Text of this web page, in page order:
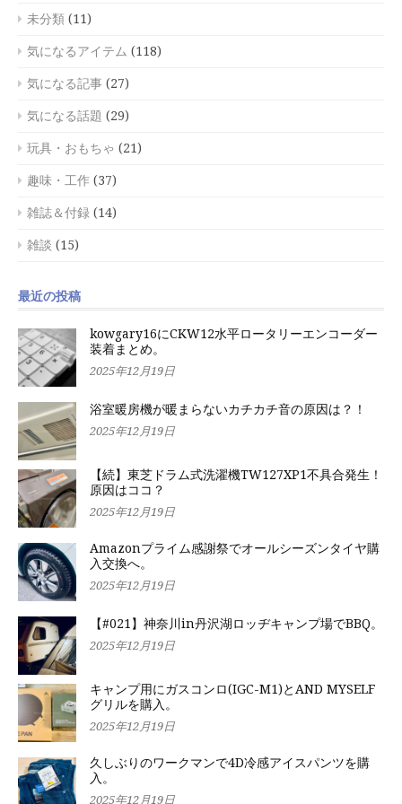
未分類 (11)
気になるアイテム (118)
気になる記事 (27)
気になる話題 (29)
玩具・おもちゃ (21)
趣味・工作 (37)
雑誌＆付録 (14)
雑談 (15)
最近の投稿
kowgary16にCKW12水平ロータリーエンコーダー
装着まとめ。
2025年12月19日
浴室暖房機が暖まらないカチカチ音の原因は？！
2025年12月19日
【続】東芝ドラム式洗濯機TW127XP1不具合発生！
原因はココ？
2025年12月19日
Amazonプライム感謝祭でオールシーズンタイヤ購
入交換へ。
2025年12月19日
【#021】神奈川in丹沢湖ロッヂキャンプ場でBBQ。
2025年12月19日
キャンプ用にガスコンロ(IGC-M1)とAND MYSELF
グリルを購入。
2025年12月19日
久しぶりのワークマンで4D冷感アイスパンツを購
入。
2025年12月19日